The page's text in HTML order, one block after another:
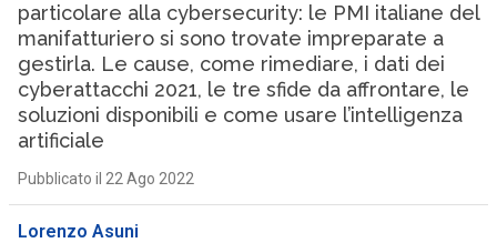
particolare alla cybersecurity: le PMI italiane del
manifatturiero si sono trovate impreparate a
gestirla. Le cause, come rimediare, i dati dei
cyberattacchi 2021, le tre sfide da affrontare, le
soluzioni disponibili e come usare l’intelligenza
artificiale
Pubblicato il 22 Ago 2022
Lorenzo Asuni